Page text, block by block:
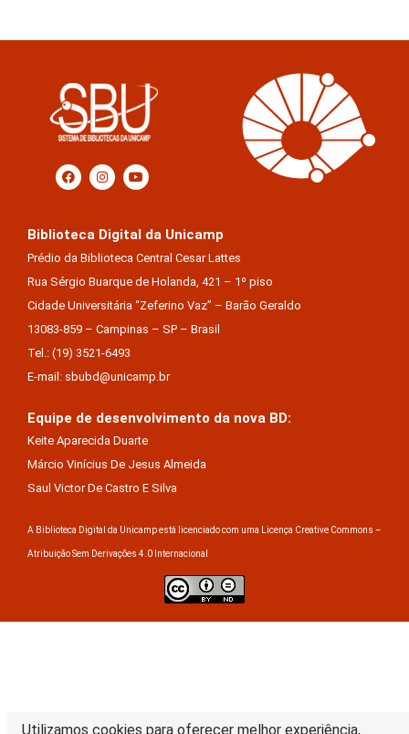
Utilizamos cookies para oferecer melhor experiência,
Biblioteca Digital da Unicamp
Prédio da Biblioteca Central Cesar Lattes
Rua Sérgio Buarque de Holanda, 421 – 1º piso
Cidade Universitária “Zeferino Vaz” – Barão Geraldo
13083-859 – Campinas – SP – Brasil
Tel.: (19) 3521-6493
E-mail: sbubd@unicamp.br
Equipe de desenvolvimento da nova BD:
Keite Aparecida Duarte
Márcio Vinícius De Jesus Almeida
Saul Victor De Castro E Silva
A Biblioteca Digital da Unicamp está licenciado com uma Licença Creative Commons –
Atribuição Sem Derivações 4.0 Internacional